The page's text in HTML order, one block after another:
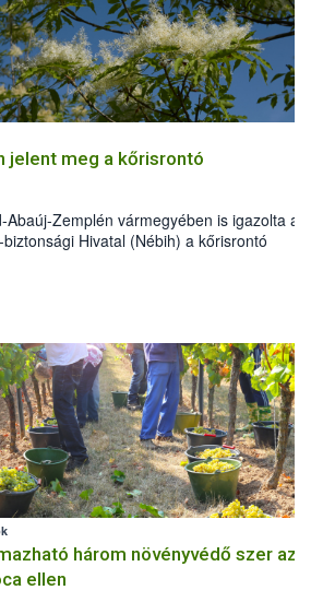
jelent meg a kőrisrontó
Zemplén vármegyében is igazolta a
Hivatal (Nébih) a kőrisrontó
planipennis) jelenlétét. A kártevőt nem
meg, de már fertőzött fában is
folytatják az intenzív felderítést,
három növényvédő szer az
ellen